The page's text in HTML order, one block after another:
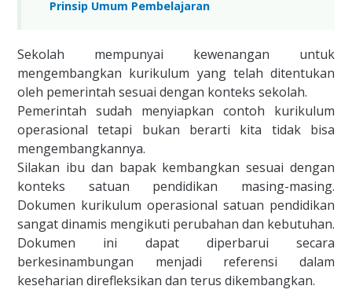
Prinsip Umum Pembelajaran
Sekolah mempunyai kewenangan untuk
mengembangkan kurikulum yang telah ditentukan
oleh pemerintah sesuai dengan konteks sekolah.
Pemerintah sudah menyiapkan contoh kurikulum
operasional tetapi bukan berarti kita tidak bisa
mengembangkannya.
Silakan ibu dan bapak kembangkan sesuai dengan
konteks satuan pendidikan masing-masing.
Dokumen kurikulum operasional satuan pendidikan
sangat dinamis mengikuti perubahan dan kebutuhan.
Dokumen ini dapat diperbarui secara
berkesinambungan menjadi referensi dalam
keseharian direfleksikan dan terus dikembangkan.